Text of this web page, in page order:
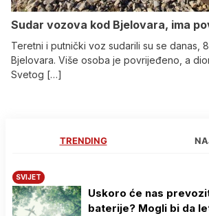
Sudar vozova kod Bjelovara, ima
Teretni i putnički voz sudarili su se danas,
Bjelovara. Više osoba je povrijeđeno, a
Svetog […]
TRENDING
SVIJET
Uskoro će nas
baterije? Mogli bi da